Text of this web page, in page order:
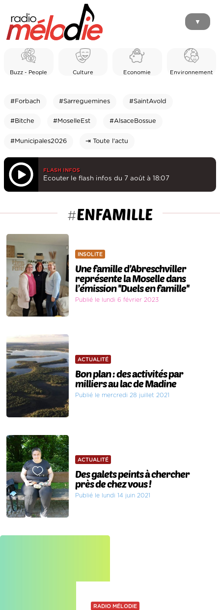
▼
Buzz - People Culture Economie Environnement
#Forbach #Sarreguemines #SaintAvold
#Bitche #MoselleEst #AlsaceBossue
#Municipales2026 ⇥ Toute l'actu
FLASH INFOS
Ecouter le flash infos du 7 août à 18:07
#ENFAMILLE
INSOLITE
Une famille d’Abreschviller
représente la Moselle dans
l’émission ''Duels en famille''
Publié le lundi 6 février 2023
ACTUALITÉ
Bon plan : des activités par
milliers au lac de Madine
Publié le mercredi 28 juillet 2021
ACTUALITÉ
Des galets peints à chercher
près de chez vous !
Publié le lundi 14 juin 2021
RADIO MÉLODIE